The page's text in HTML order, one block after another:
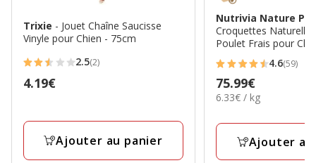
Trixie - Jouet Chaîne Saucisse
Vinyle pour Chien - 75cm
2.5
étoiles
2
2.5(2)
Prix
4.19€
Ajouter au panier
Nutrivia Nature
Croquettes
Poulet Frais pour
Moyenne ou Grande
4.6
étoiles
avec
59
4.6(59)
Prix
75.99€
75.99€
6.33€
Kg
6.33€ / kg
Ajouter